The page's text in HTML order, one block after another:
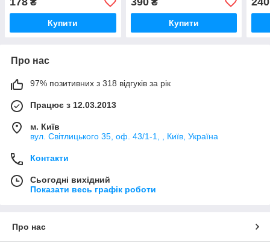
Купити Купити
Про нас
97% позитивних з 318 відгуків за рік
Працює з 12.03.2013
м. Київ
вул. Світлицького 35, оф. 43/1-1, , Київ, Україна
Контакти
Сьогодні вихідний
Показати весь графік роботи
Про нас